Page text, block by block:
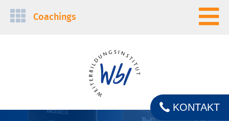
Navigation
Coachings
KONTAKT